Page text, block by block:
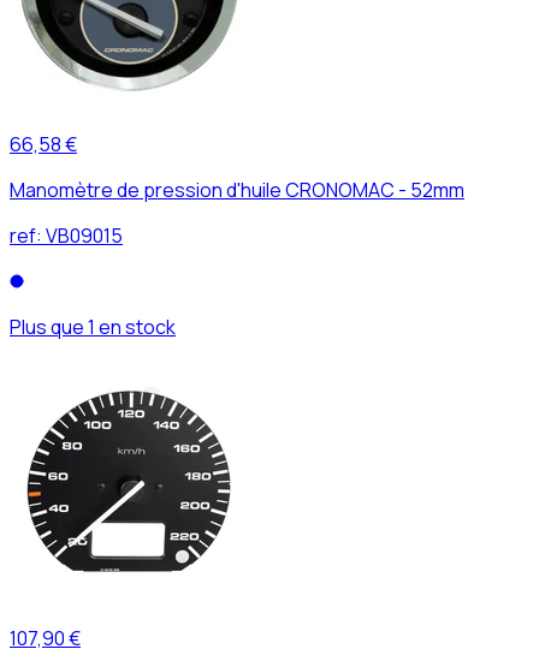
66,58 €
Manomètre de pression d'huile CRONOMAC - 52mm
ref: VB09015
Plus que 1 en stock
107,90 €